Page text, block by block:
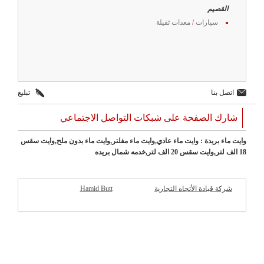
القصيم
سيارات/ معدات ثقيلة
اتصل بنا تبليغ
شارك الصفحة على شبكات التواصل الاجتماعي
وايت ماء بريدة : وايت ماء عادي,وايت ماء مفلتر,وايت ماء بدون ملح,وايت سقس
18 الف لتر,وايت سقس 20 الف لتر,خدمه شمال بريده
شركة قيادة الأتجاه التجارية Hamid Butt